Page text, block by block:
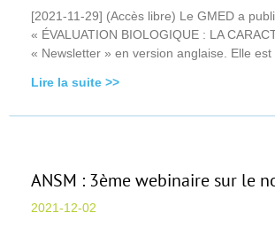
[2021-11-29] (Accès libre) Le GMED a
« ÉVALUATION BIOLOGIQUE : LA
« Newsletter » en version anglaise. Elle est
Lire la suite >>
ANSM : 3ème webinaire sur le
2021-12-02